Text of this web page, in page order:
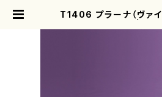
T1406 プラーナ（ヴァ